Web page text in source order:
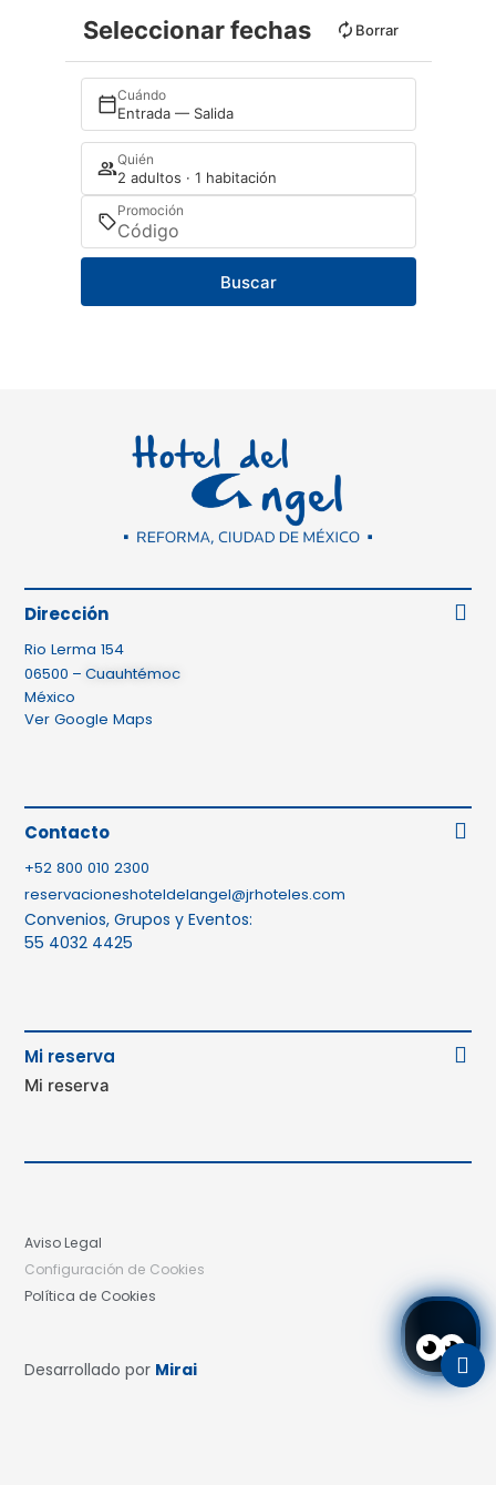
Seleccionar fechas Borrar
Cuándo
Entrada — Salida
Quién
2 adultos · 1 habitación
Promoción
Buscar
Dirección
Rio Lerma 154
06500 – Cuauhtémoc
México
Ver Google Maps
Contacto
+52 800 010 2300
reservacioneshoteldelangel@jrhoteles.com
Convenios, Grupos y Eventos:
55 4032 4425
Mi reserva
Mi reserva
Aviso Legal
Configuración de Cookies
Política de Cookies
Desarrollado por Mirai